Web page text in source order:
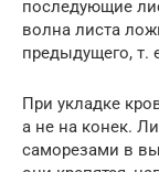
последующие
волна листа
предыдущего, т.
При укладке
а не на конек.
саморезами в